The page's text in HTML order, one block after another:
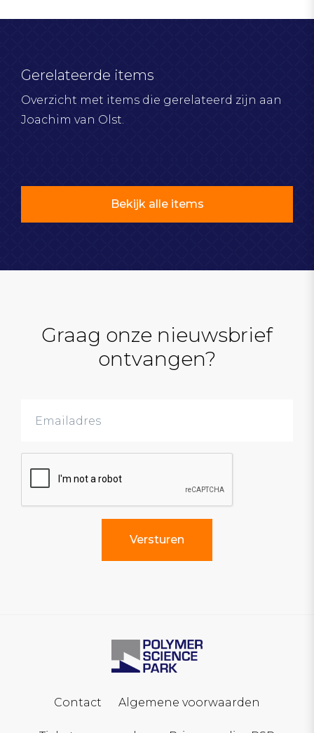
Gerelateerde items
Overzicht met items die gerelateerd zijn aan
Joachim van Olst.
Bekijk alle items
Graag onze nieuwsbrief
ontvangen?
Contact Algemene voorwaarden